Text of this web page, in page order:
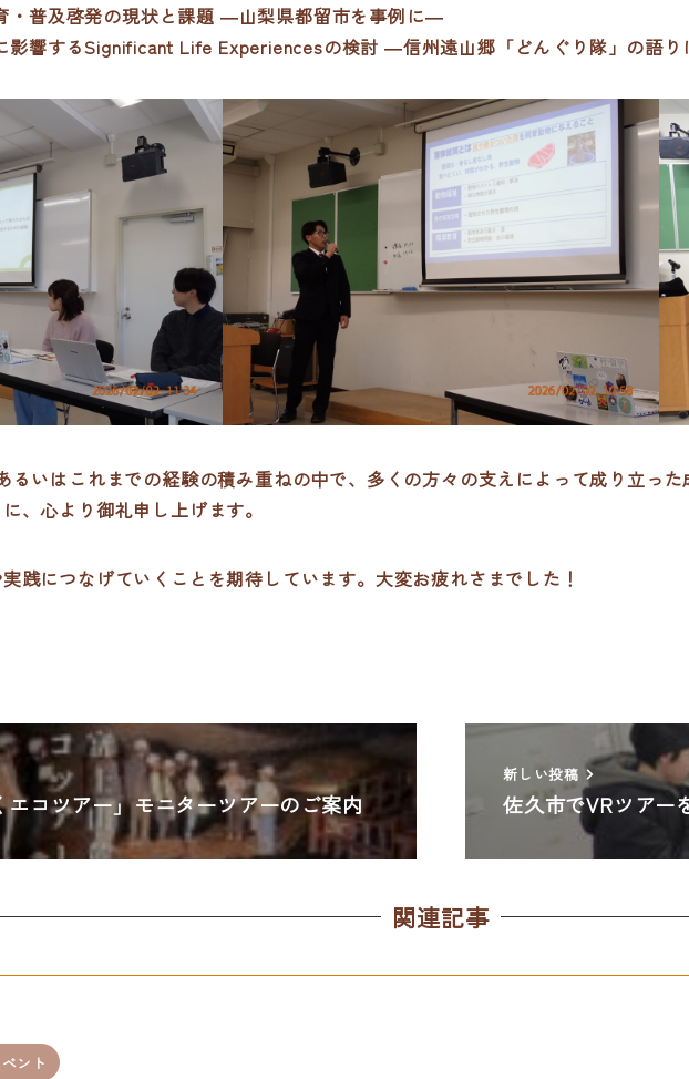
・普及啓発の現状と課題 ―山梨県都留市を事例に―
影響するSignificant Life Experiencesの検討 ―信州遠山郷「どんぐり隊」の語
るいはこれまでの経験の積み重ねの中で、多くの方々の支えによって成り立っ
、心より御礼申し上げます。
践につなげていくことを期待しています。大変お疲れさまでした！
コツアー」モニターツアーのご案内
新しい投稿
佐久市でVRツアー
関連記事
ント